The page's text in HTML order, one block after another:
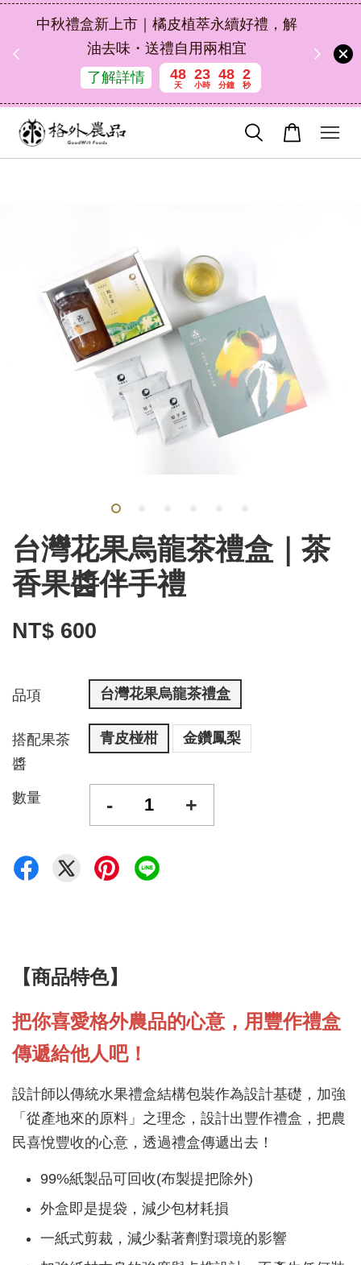
中秋禮盒新上市｜橘皮植萃永續好禮，解
油去味・送禮自用兩相宜
了解詳情
48
天
23
小時
48
分鐘
1
秒
台灣花果烏龍茶禮盒｜茶
香果醬伴手禮
NT$ 600
品項 台灣花果烏龍茶禮盒
搭配果茶
醬
青皮椪柑 金鑽鳳梨
數量 - +
【商品特色】
把你喜愛格外農品的心意，用豐作禮盒
傳遞給他人吧！
設計師以傳統水果禮盒結構包裝作為設計基礎，加強
「從產地來的原料」之理念，設計出豐作禮盒，把農
民喜悅豐收的心意，透過禮盒傳遞出去！
99%紙製品可回收(布製提把除外)
外盒即是提袋，減少包材耗損
一紙式剪裁，減少黏著劑對環境的影響